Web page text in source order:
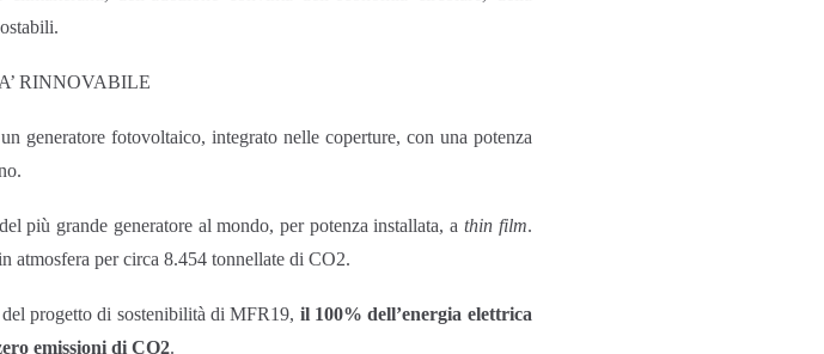
RINNOVABILE
generatore fotovoltaico, integrato nelle coperture, con una potenza
più grande generatore al mondo, per potenza installata, a thin film.
atmosfera per circa 8.454 tonnellate di CO2.
progetto di sostenibilità di MFR19, il 100% dell’energia elettrica
emissioni di CO2.